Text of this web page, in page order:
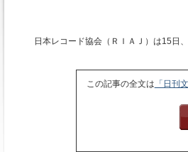
日本レコード協会（ＲＩＡＪ）は15日
この記事の全文は 「日刊